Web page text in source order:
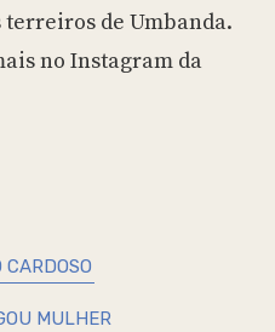
de Umbanda.
no Instagram da
CARDOSO
MULHER